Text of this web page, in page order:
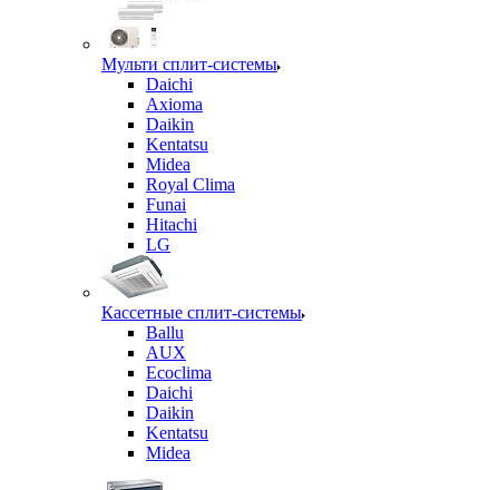
Мульти сплит-системы
Daichi
Axioma
Daikin
Kentatsu
Midea
Royal Clima
Funai
Hitachi
LG
Кассетные сплит-системы
Ballu
AUX
Ecoclima
Daichi
Daikin
Kentatsu
Midea